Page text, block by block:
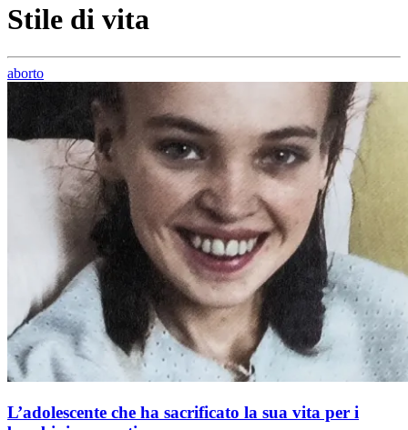
Stile di vita
aborto
L’adolescente che ha sacrificato la sua vita per i